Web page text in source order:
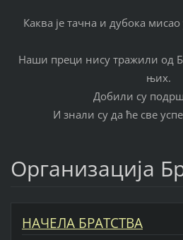
Каква је тачна и дубока
Наши преци нису тражили од
њих.
Добили су
И знали су да ће све
Организација
НАЧЕЛА БРАТСТВА